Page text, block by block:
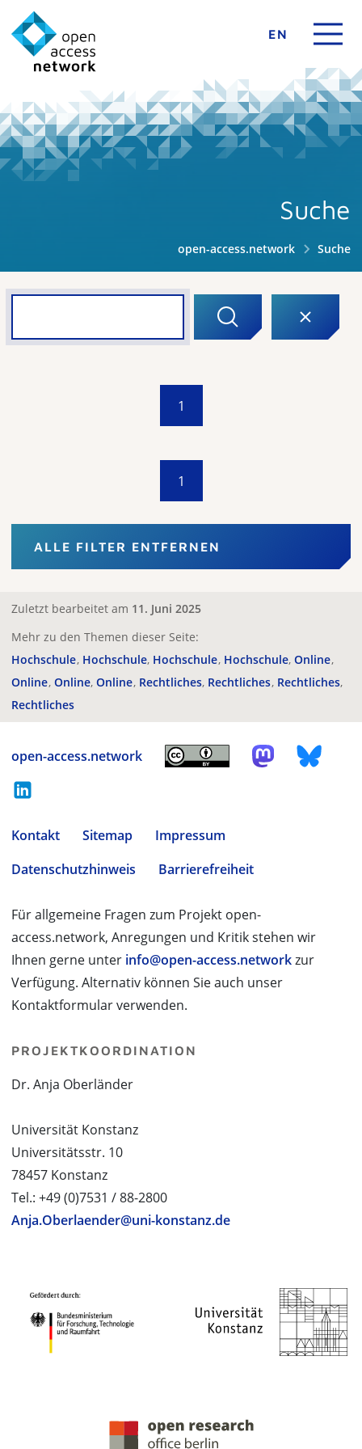
EN
Suche
open-access.network Suche
1
1
ALLE FILTER ENTFERNEN
Zuletzt bearbeitet am 11. Juni 2025
Mehr zu den Themen dieser Seite:
Hochschule Hochschule Hochschule Hochschule Online
Online Online Online Rechtliches Rechtliches Rechtliches
Rechtliches
open-access.network
Kontakt Sitemap
Impressum
Datenschutzhinweis
Barrierefreiheit
Für allgemeine Fragen zum Projekt open-
access.network, Anregungen und Kritik stehen wir
Ihnen gerne unter info@open-access.networkzur
Verfügung. Alternativ können Sie auch unser
Kontaktformular verwenden.
PROJEKTKOORDINATION
Dr. Anja Oberländer
Universität Konstanz
Universitätsstr. 10
78457 Konstanz
Tel.: +49 (0)7531 / 88-2800
Anja.Oberlaender@uni-konstanz.de